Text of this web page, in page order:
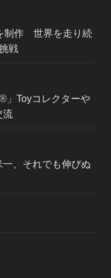
制作 世界を走り続
戦
」Toyコレクターや
流
、それでも伸びぬ